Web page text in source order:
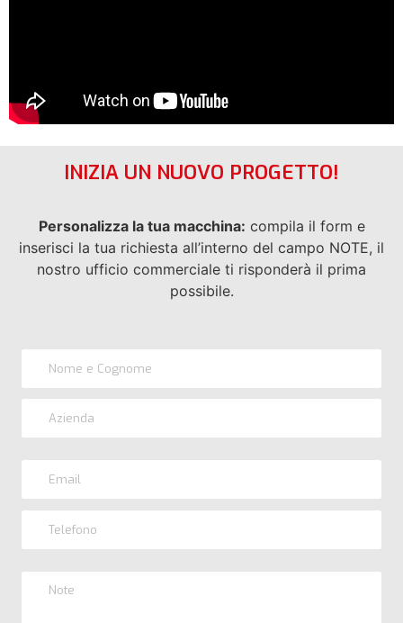
INIZIA UN NUOVO PROGETTO!
Personalizza la tua macchina: compila il form e
inserisci la tua richiesta all’interno del campo NOTE, il
nostro ufficio commerciale ti risponderà il prima
possibile.